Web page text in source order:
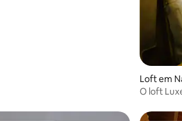
de 5 em 5 estrelas, 7avaliações Loft em
O loft